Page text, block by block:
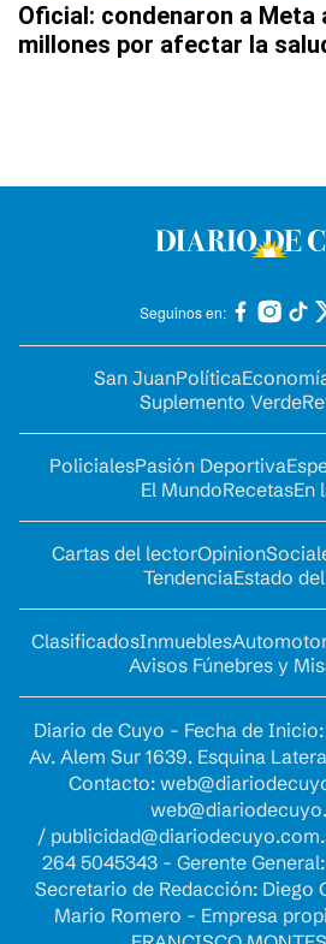
Oficial: condenaron a Meta
millones por afectar la
Seguinos en:
San JuanPolítica
Suplemento Verde
PolicialesPasión Deportiva
El MundoRecetasEn
Cartas del lectorOpinion
TendenciaEstado
ClasificadosInmuebles
Avisos Fúnebres y
Diario de Cuyo - Fecha de
Av. Alem Sur 1639. Esquina
Contacto:
/
264 5045343 - Gerente
Secretario de Redacción: Diego
Mario Romero - Empresa